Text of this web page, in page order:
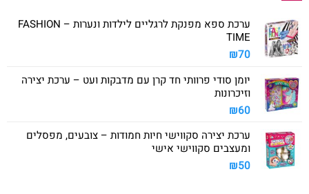
ערכת ספא מפנקת לרגליים לילדות ונערות – FASHION
TIME
₪70
יומן סודי פרוותי חד קרן עם מדבקות ועט – ערכת יצירה
וזיכרונות
₪60
ערכת יצירה סקווישי חיות חמודות – צובעים, מפסלים
ומעצבים סקווישי אישי
₪50